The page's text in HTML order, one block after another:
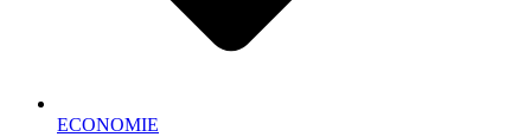
ECONOMIE